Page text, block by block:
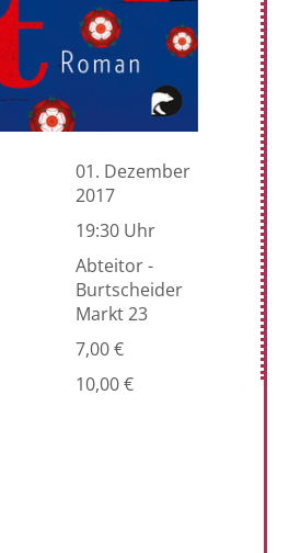
01. Dezember
2017
19:30 Uhr
Abteitor -
Burtscheider
Markt 23
7,00 €
10,00 €